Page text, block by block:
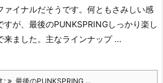
ァイナルだそうです。 何ともさみしい感
すが、最後のPUNKSPRINGしっかり楽し
来ました。 主なラインナップ ...
最後のPUNKSPRING ...